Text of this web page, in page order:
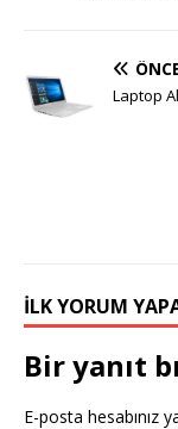
Laptop
İLK YORUM
Bir yanıt
E-posta hesabınız